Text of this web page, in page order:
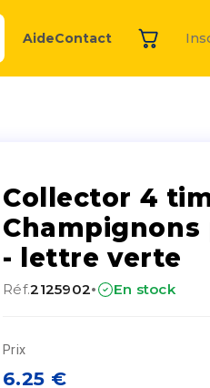
AideContact
Collector 4
- lettre verte
Réf.2125902· En stock
Prix
6.25 €